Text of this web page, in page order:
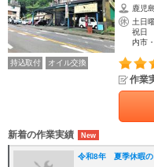
鹿児
土日
祝日
内市
持込取付 オイル交換
作業
新着の作業実績
令和8年 夏季休暇の